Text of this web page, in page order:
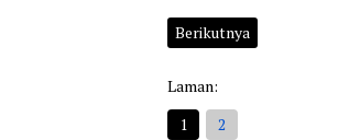
Berikutnya
Laman:
1
2